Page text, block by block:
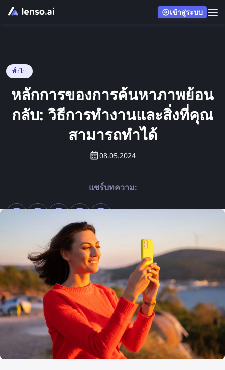
เข้าสู่ระบบ
ทั่วไป
หลักการของการค้นหาภาพย้อน
กลับ: วิธีการทำงานและสิ่งที่คุณ
สามารถทำได้
08.05.2024
แชร์บทความ: